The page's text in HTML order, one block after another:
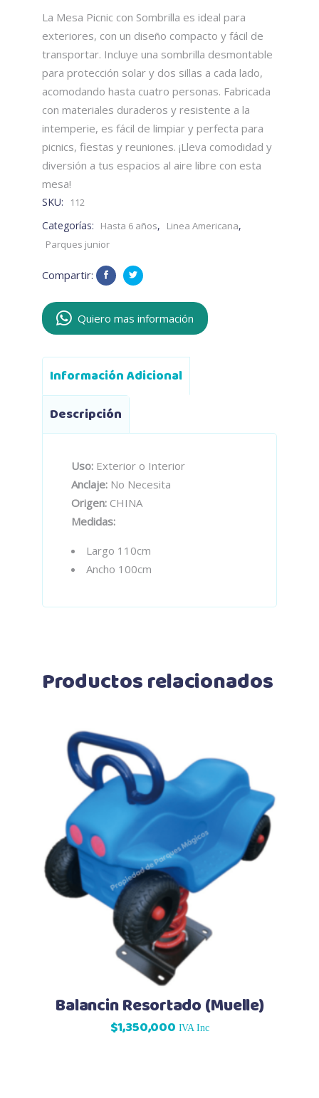
La Mesa Picnic con Sombrilla es ideal para
exteriores, con un diseño compacto y fácil de
transportar. Incluye una sombrilla desmontable
para protección solar y dos sillas a cada lado,
acomodando hasta cuatro personas. Fabricada
con materiales duraderos y resistente a la
intemperie, es fácil de limpiar y perfecta para
picnics, fiestas y reuniones. ¡Lleva comodidad y
diversión a tus espacios al aire libre con esta
mesa!
SKU: 112
Categorías: Hasta 6 años, Linea Americana,
Parques junior
Compartir:
Quiero mas información
Información Adicional
Descripción
Uso: Exterior o Interior
Anclaje: No Necesita
Origen: CHINA
Medidas:
Largo 110cm
Ancho 100cm
Productos relacionados
Balancin Resortado (Muelle)
$1,350,000 IVA Inc